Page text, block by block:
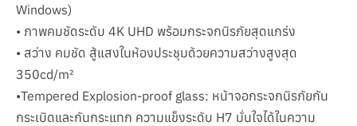
Windows)
• ภาพคมชัดระดับ 4K UHD พร้อมกระจกนิรภัยสุดแกร่ง
• สว่าง คมชัด สู้แสงในห้องประชุมด้วยความสว่างสูงสุด
350cd/m²
•Tempered Explosion-proof glass: หน้าจอกระจกนิรภัยกัน
กระเบิดและกันกระแทก ความแข็งระดับ H7 มั่นใจได้ในความ